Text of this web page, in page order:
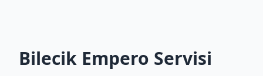
Bilecik Empero Servisi